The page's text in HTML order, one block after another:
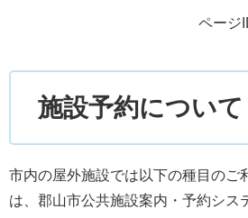
ページ
施設予約について
市内の屋外施設では以下の種目のご
は、郡山市公共施設案内・予約シス